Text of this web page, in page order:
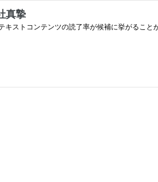
真摯
ストコンテンツの読了率が候補に挙がるこ